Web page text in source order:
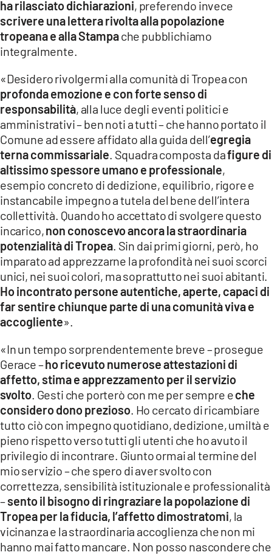
ha rilasciato dichiarazioni, preferendo invece
scrivere una lettera rivolta alla popolazione
tropeana e alla Stampache pubblichiamo
integralmente.
«Desidero rivolgermi alla comunità di Tropea con
profonda emozione e con forte senso di
responsabilità, alla luce degli eventi politici e
amministrativi – ben noti a tutti – che hanno portato il
Comune ad essere affidato alla guida dell’egregia
terna commissariale . Squadra composta dafigure di
altissimo spessore umano e professionale,
esempio concreto di dedizione, equilibrio, rigore e
instancabile impegno a tutela del bene dell’intera
collettività. Quando ho accettato di svolgere questo
incarico,non conoscevo ancora la straordinaria
potenzialità di Tropea . Sin dai primi giorni, però, ho
imparato ad apprezzarne la profondità nei suoi scorci
unici, nei suoi colori, ma soprattutto nei suoi abitanti.
Ho incontrato persone autentiche, aperte, capaci di
far sentire chiunque parte di una comunità viva e
accogliente».
«In un tempo sorprendentemente breve – prosegue
Gerace –ho ricevuto numerose attestazioni di
affetto, stima e apprezzamento per il servizio
svolto . Gesti che porterò con me per sempre eche
considero dono prezioso . Ho cercato di ricambiare
tutto ciò con impegno quotidiano, dedizione, umiltà e
pieno rispetto verso tutti gli utenti che ho avuto il
privilegio di incontrare. Giunto ormai al termine del
mio servizio – che spero di aver svolto con
correttezza, sensibilità istituzionale e professionalità
–sento il bisogno di ringraziare la popolazione di
Tropea per la fiducia, l’affetto dimostratomi, la
vicinanza e la straordinaria accoglienza che non mi
hanno mai fatto mancare. Non posso nascondere che